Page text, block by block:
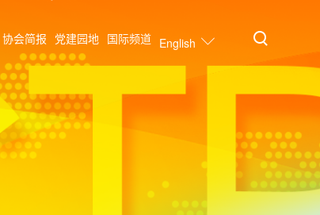
协会简报 党建园地 国际频道 English